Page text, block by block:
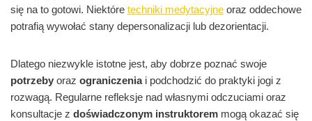
się na to gotowi. Niektóre techniki medytacyjne oraz oddechowe
potrafią wywołać stany depersonalizacji lub dezorientacji.
Dlatego niezwykle istotne jest, aby dobrze poznać swoje
potrzeby oraz ograniczeniai podchodzić do praktyki jogi z
rozwagą. Regularne refleksje nad własnymi odczuciami oraz
konsultacje z doświadczonym instruktorem mogą okazać się